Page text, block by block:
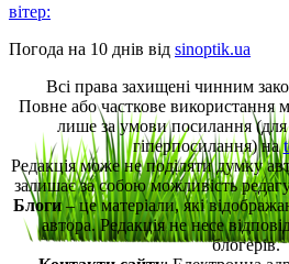
вітер:
Погода на 10 днів від sinoptik.ua
Всі права захищені чинним
Повне або часткове використання
лише за умови посилання
гіперпосилання) на
Редакція може не поділяти думку
залишає за собою можливість
Блоги– це матеріали, які
автора. Редакція не несе
блогерів.